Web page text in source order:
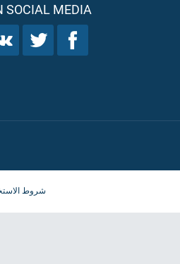
SOCIAL MEDIA
شروط